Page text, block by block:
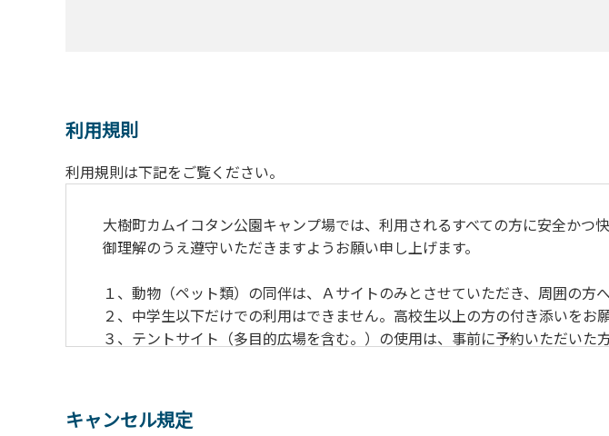
利用規則
利用規則は下記をご覧ください。
大樹町カムイコタン公園キャンプ場では、利用されるすべての方に安全かつ
御理解のうえ遵守いただきますようお願い申し上げます。
１、動物（ペット類）の同伴は、Ａサイトのみとさせていただき、周囲の方
２、中学生以下だけでの利用はできません。高校生以上の方の付き添いをお願
３、テントサイト（多目的広場を含む。）の使用は、事前に予約いただい
４、車両は、荷物の積み下ろし時以外は、駐車場にとめてください。
５、チェックアウトは、午前10時まで（日帰り使用の場合は午後5時まで）
キャンセル規定